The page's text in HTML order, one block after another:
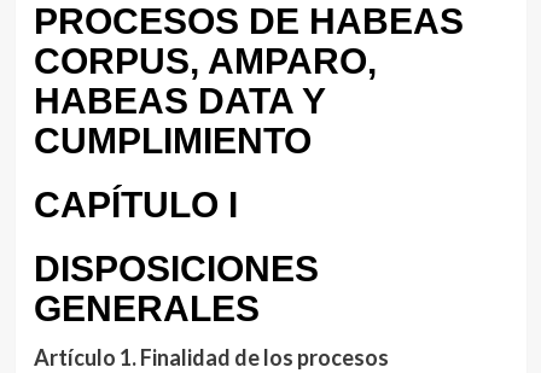
PROCESOS DE HABEAS
CORPUS, AMPARO,
HABEAS DATA Y
CUMPLIMIENTO
CAPÍTULO I
DISPOSICIONES
GENERALES
Artículo 1. Finalidad de los procesos